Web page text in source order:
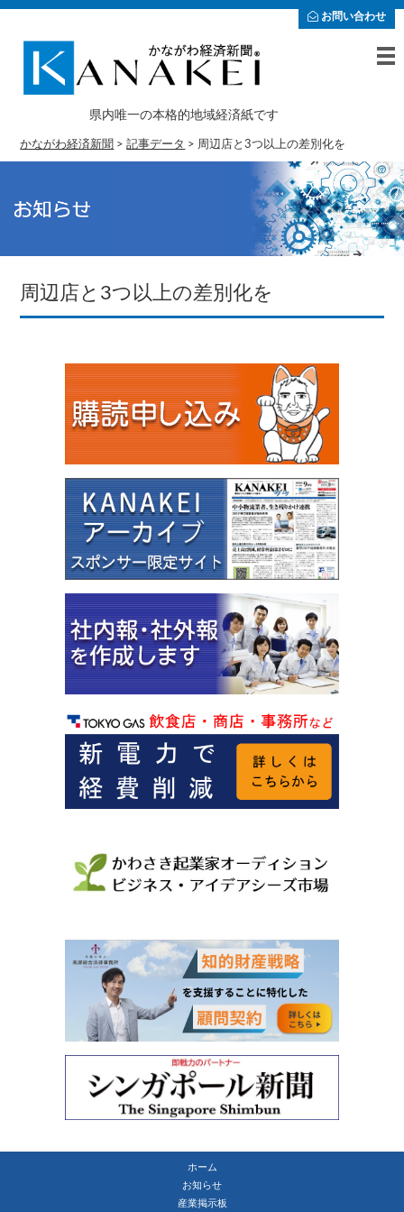
お問い合わせ
県内唯一の本格的地域経済紙です
かながわ経済新聞 >記事データ > 周辺店と3つ以上の差別化を
周辺店と3つ以上の差別化を
ホーム
お知らせ
産業掲示板